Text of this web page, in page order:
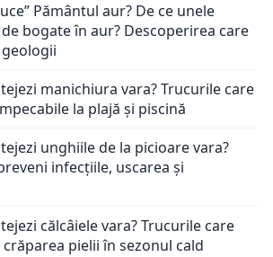
Pământul aur? De ce unele
bogate în aur? Descoperirea care
manichiura vara? Trucurile care
la plajă și piscină
unghiile de la picioare vara?
infecțiile, uscarea și
călcâiele vara? Trucurile care
pielii în sezonul cald